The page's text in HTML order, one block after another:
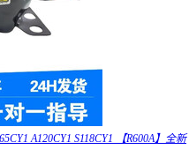
A120CY1 S118CY1 【R600A】全新